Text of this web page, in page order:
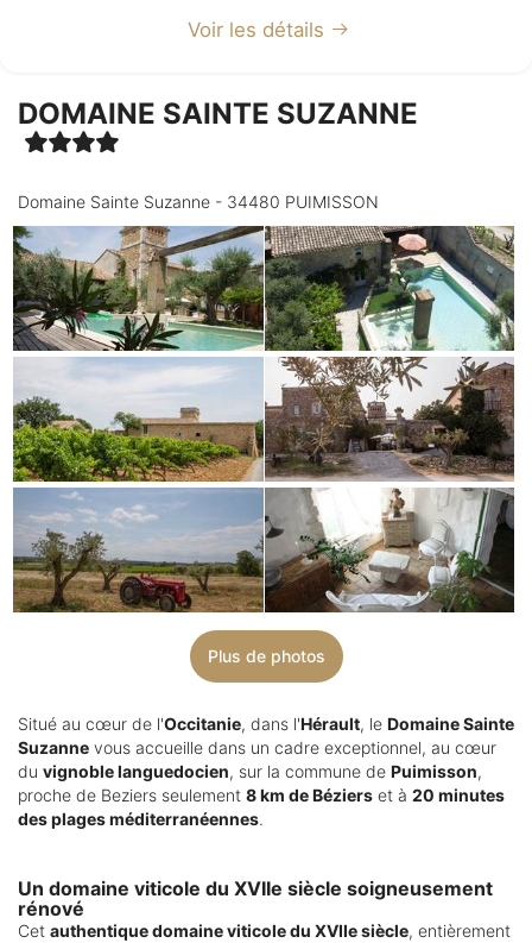
Voir les détails
DOMAINE SAINTE SUZANNE
Domaine Sainte Suzanne - 34480 PUIMISSON
Plus de photos
Situé au cœur de l'Occitanie, dans l'Hérault, le Domaine Sainte
Suzanne vous accueille dans un cadre exceptionnel, au cœur
du vignoble languedocien, sur la commune de Puimisson,
proche de Beziers seulement 8 km de Béziers et à 20 minutes
des plages méditerranéennes.
Un domaine viticole du XVIIe siècle soigneusement
rénové
Cet authentique domaine viticole du XVIIe siècle, entièrement